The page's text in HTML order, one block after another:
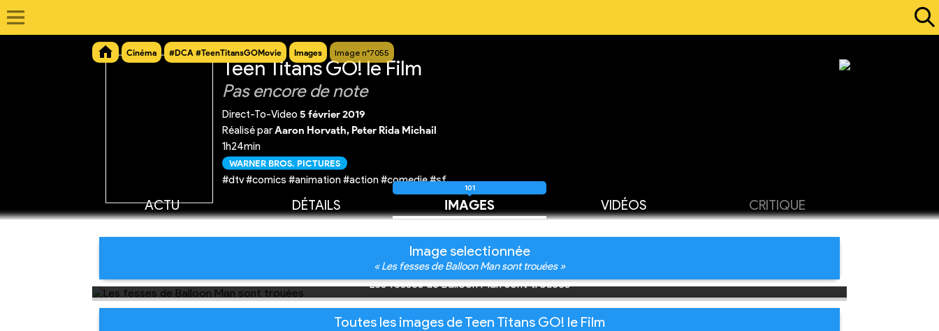
Cinéma #DCA #TeenTitansGOMovie Images Image n°7055
Teen Titans GO! le Film
Pas encore de note
Direct-To-Video 5 février 2019
Réalisé parAaron Horvath, Peter Rida Michail
1h24min
WARNER BROS. PICTURES
#dtv #comics #animation #action #comedie #sf
ACTU DÉTAILS IMAGES
101
VIDÉOS CRITIQUE
Image selectionnée
« Les fesses de Balloon Man sont trouées »
Les fesses de Balloon Man sont trouées
Toutes les images de Teen Titans GO! le Film